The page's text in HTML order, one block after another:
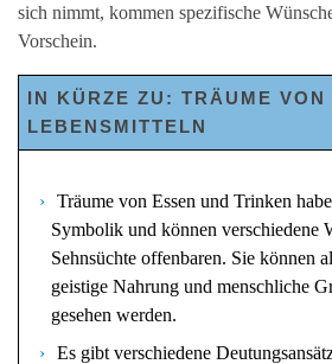
sich nimmt, kommen spezifische
Vorschein.
IN KÜRZE ZU: TRÄUME VON
LEBENSMITTELN
Träume von Essen und Trinken
Symbolik und können verschiedene
Sehnsüchte offenbaren. Sie können
geistige Nahrung und menschliche
gesehen werden.
Es gibt verschiedene